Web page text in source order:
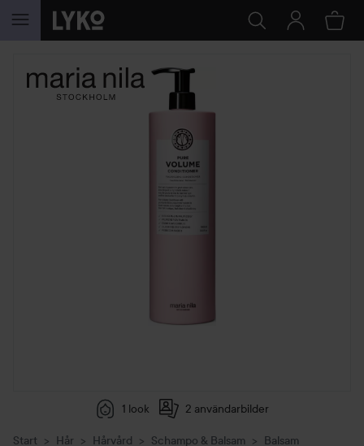
HOPPA TILL INNEHÅLLET
1 look 2 användarbilder
Start Hår Hårvård Schampo & Balsam Balsam